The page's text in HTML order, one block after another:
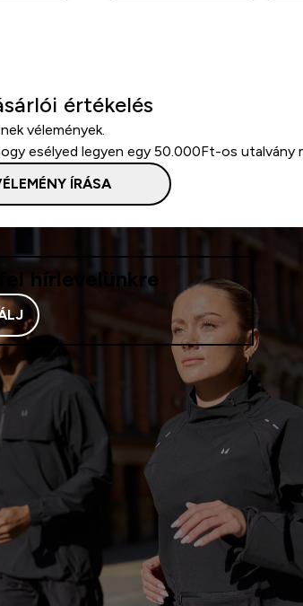
értékelés
vélemények.
esélyed legyen egy 50.000Ft-os utalvány
ÍRÁSA
hírlevelünkre